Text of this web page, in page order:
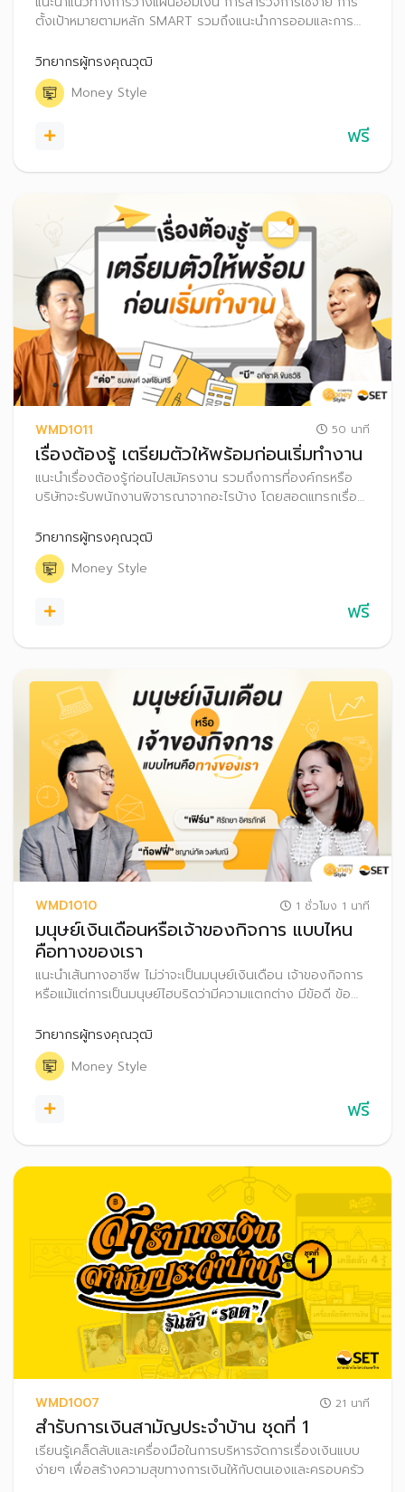
ตั้งเป้าหมายตามหลัก SMART รวมถึงแนะนำการออมและการ
วิทยากรผู้ทรงคุณวุฒิ
Money Style
ฟรี
WMD1011 50 นาที
เรื่องต้องรู้ เตรียมตัวให้พร้อมก่อนเริ่มทำงาน
แนะนำเรื่องต้องรู้ก่อนไปสมัครงาน รวมถึงการที่องค์กรหรือ
บริษัทจะรับพนักงานพิจารณาจากอะไรบ้าง โดยสอดแทรกเรื่อง
เตรียมตัวให้พร้อมก่อนไปสมัครงาน และบริหารจัดการการใช้
จ่ายเงินได้อย่างมั่นใจต่อไป
วิทยากรผู้ทรงคุณวุฒิ
Money Style
ฟรี
WMD1010 1 ชั่วโมง 1 นาที
มนุษย์เงินเดือนหรือเจ้าของกิจการ แบบไหน
คือทางของเรา
แนะนำเส้นทางอาชีพ ไม่ว่าจะเป็นมนุษย์เงินเดือน เจ้าของกิจการ
หรือแม้แต่การเป็นมนุษย์ไฮบริดว่ามีความแตกต่าง มีข้อดี ข้อ
ทุกเส้นทางอาชีพ
วิทยากรผู้ทรงคุณวุฒิ
Money Style
ฟรี
WMD1007 21 นาที
สำรับการเงินสามัญประจำบ้าน ชุดที่ 1
เรียนรู้เคล็ดลับและเครื่องมือในการบริหารจัดการเรื่องเงินแบบ
ง่ายๆ เพื่อสร้างความสุขทางการเงินให้กับตนเองและครอบครัว